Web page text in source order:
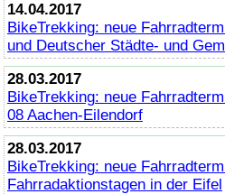
14.04.2017
BikeTrekking: neue
und Deutscher Städte- und
28.03.2017
BikeTrekking: neue
08 Aachen-Eilendorf
28.03.2017
BikeTrekking: neue
Fahrradaktionstagen in der Eifel